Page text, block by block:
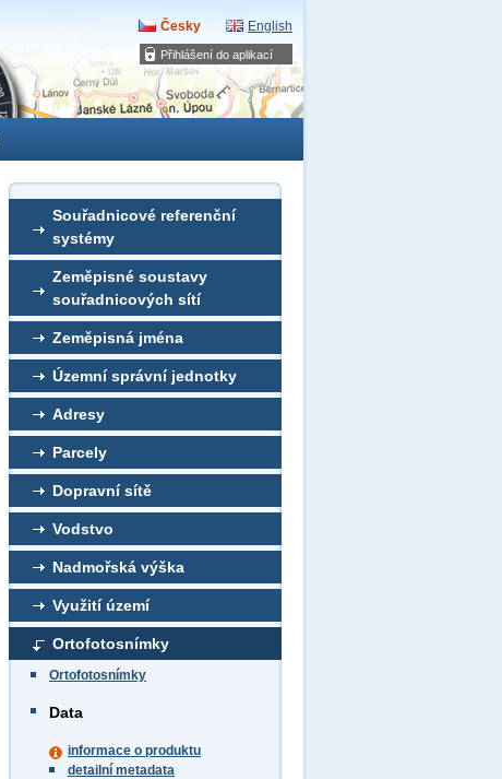
Přihlášení do aplikací
Česky English
Souřadnicové referenční
systémy
Zeměpisné soustavy
souřadnicových sítí
Zeměpisná jména
Územní správní jednotky
Adresy
Parcely
Dopravní sítě
Vodstvo
Nadmořská výška
Využití území
Ortofotosnímky
Ortofotosnímky
Data
informace o produktu
detailní metadata